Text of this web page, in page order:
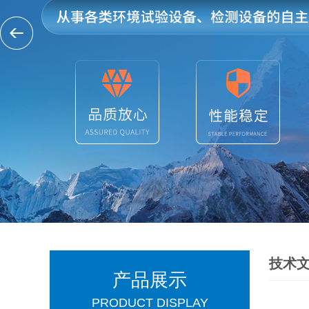
产品展示
PRODUCT DISPLAY
技术